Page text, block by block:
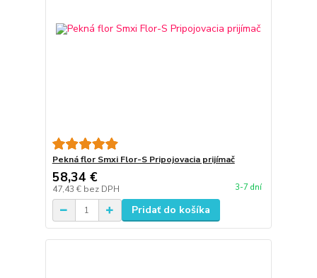
Pekná flor Smxi Flor-S Pripojovacia prijímač
58,34 €
47,43 € bez DPH 3-7 dní
Pridať do košíka